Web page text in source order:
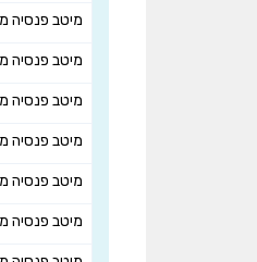
מיטב פנסיה
מיטב פנסיה
מיטב פנסיה
מיטב פנסיה
מיטב פנסיה מקיפה
מיטב פנסיה